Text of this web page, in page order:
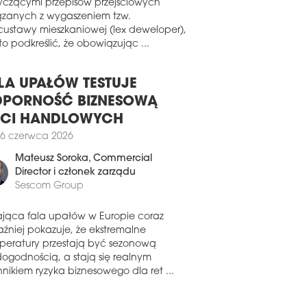
lipca 2026
APARTAMENTOWIEC NA
projekcie Yareal na warszawskim
lipca 2026
GROUP WCHODZI DO
deweloper Faedra Group otworzył
pierwsze biuro poza rodzimym
w Warszawie. Firma rozpoczyna
w Polsce, koncentrując się
wszystkim na sektorze
jednocześnie analizując
inwestycyjne w innych
rynku nieruchomości.
z pojawiającymi się pytaniami
przepisów przejściowych
z wygaszeniem tzw.
mieszkaniowej (lex deweloper),
UPAŁÓW TESTUJE
BIZNESOWĄ
HANDLOWYCH
26 czerwca 2026
Mateusz Soroka, Commercial
Director i członek zarządu
fala upałów w Europie coraz
pokazuje, że ekstremalne
przestają być sezonową
a stają się realnym